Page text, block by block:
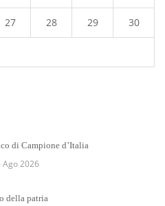
27 28 29 30
di Campione d’Italia
Ago 2026
della patria